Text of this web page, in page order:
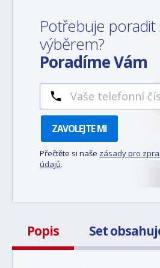
Potřebuje poradit
výběrem?
Poradíme Vám
ZAVOLEJTE MI
Přečtěte si naše zásady pro
údajů.
Popis Set